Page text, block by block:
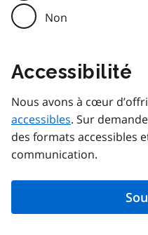
Non
Accessibilité
Nous avons à cœur
accessibles. Sur
des formats accessibles
communication.